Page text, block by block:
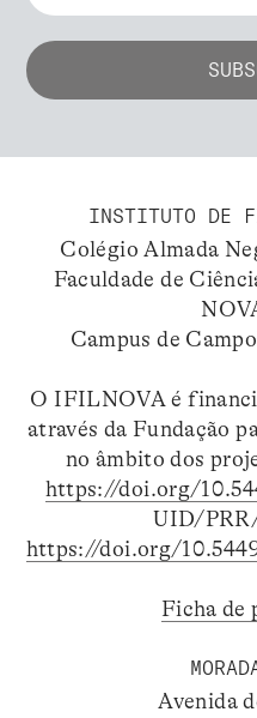
INSTITUTO DE
Colégio Almada
Faculdade de
Campus de
O IFILNOVA é
através da Fundação
no âmbito dos
https://doi.org/
UID/
https://doi.org/
Ficha de
Avenida